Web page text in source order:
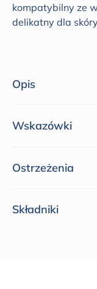
kompatybilny ze
delikatny dla
Opis
Wskazówki
Ostrzeżenia
Składniki